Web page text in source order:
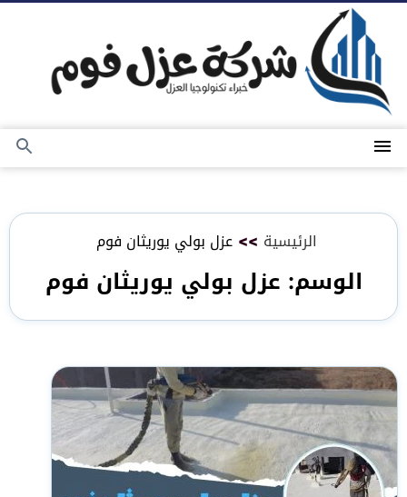
المحتوى
القائمة
بحث
الرئيسية >> عزل بولي يوريثان فوم
الوسم: عزل بولي يوريثان فوم